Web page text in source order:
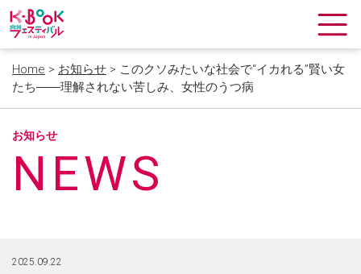
Home > お知らせ > このクソみたいな社会で“イカれる”賢い女
たち――理解されない苦しみ、女性のうつ病
お知らせ
NEWS
2025.09.22